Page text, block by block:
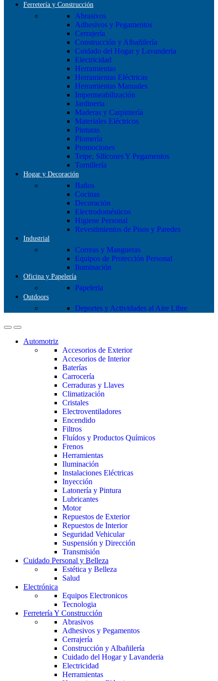
Ferretería y Construcción
Abrasivos
Adhesivos y Pegamentos
Cerrajería
Construcción y Albañilería
Cuidado del Hogar y Lavanderia
Electricidad
Herramientas
Herramientas Eléctricas
Herramientas Manuales
Impermeabilización
Jardineria
Maderas y Carpintería
Materiales Eléctricos
Pinturas
Plomería
Promociones
Teipe, Silicones Y Pegamentos
Tornillería
Hogar y Decoración
Baños
Cocinas
Decoración
Electrodomésticos
Higiene Personal
Revestimientos de Pisos y Paredes
Industrial
Correas y Mangueras
Equipos de Protección Personal
Iluminación
Oficina y Papelería
Papeleria
Outdoors
Deportes y Actividades al Aire Libre
Automotriz
Accesorios de Exterior
Accesorios de Interior
Baterías
Carrocería
Cerraduras y Llaves
Climatización
Cristales
Electroventiladores
Encendido
Filtros
Fluídos y Productos Químicos
Frenos
Herramientas
Iluminación
Instalaciones Eléctricas
Inyección
Latonería y Pintura
Lubricantes
Motor
Repuestos de Exterior
Repuestos de Interior
Seguridad Vehicular
Suspensión y Dirección
Transmisión
Cuidado Personal y Belleza
Estética y Belleza
Salud
Electrónica
Equipos Electronicos
Tecnologia
Ferretería Y Construcción
Abrasivos
Adhesivos y Pegamentos
Cerrajería
Construcción y Albañilería
Cuidado del Hogar y Lavanderia
Electricidad
Herramientas